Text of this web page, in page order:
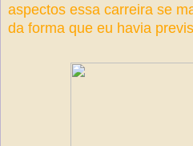
aspectos essa carreira se
da forma que eu havia